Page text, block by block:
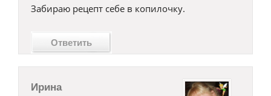
Забираю рецепт себе в копилочку.
Ответить
Ирина